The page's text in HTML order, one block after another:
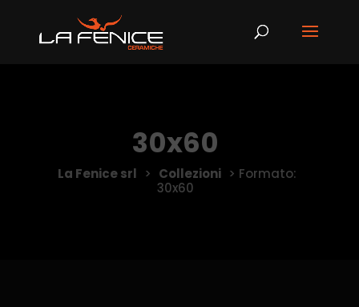
30x60
La Fenice srl > Collezioni > Formato:
30x60